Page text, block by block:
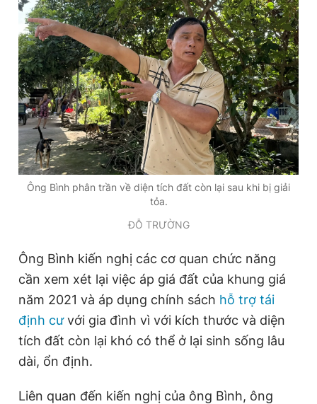
Ông Bình phân trần về diện tích đất còn lại sau khi bị giải
tỏa.
ĐỖ TRƯỜNG
Ông Bình kiến nghị các cơ quan chức năng
cần xem xét lại việc áp giá đất của khung giá
năm 2021 và áp dụng chính sách hỗ trợ tái
định cưvới gia đình vì với kích thước và diện
tích đất còn lại khó có thể ở lại sinh sống lâu
dài, ổn định.
Liên quan đến kiến nghị của ông Bình, ông